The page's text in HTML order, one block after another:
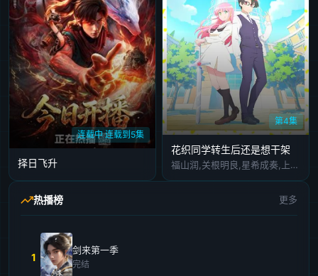
连载中 连载到5集
择日飞升
第4集
花织同学转生后还是想干架
福山润,关根明良,星希成奏,上田瞳,德井青空,稗田宁宁,高桥李依,五十岚裕美,伊藤彩沙,日笠阳子,内田真礼
热播榜 更多
1
剑来第一季
完结